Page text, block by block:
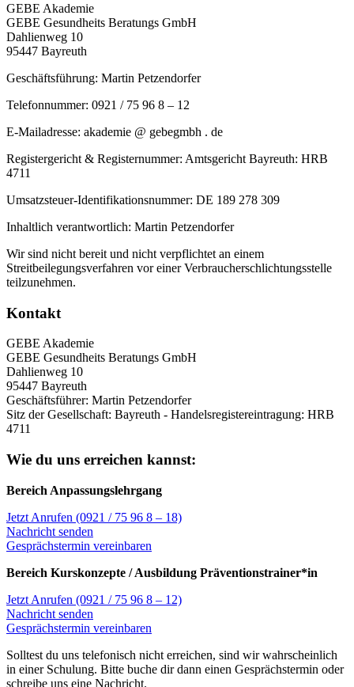
GEBE Akademie
GEBE Gesundheits Beratungs GmbH
Dahlienweg 10
95447 Bayreuth
Geschäftsführung: Martin Petzendorfer
Telefonnummer: 0921 / 75 96 8 – 12
E-Mailadresse: akademie @ gebegmbh . de
Registergericht & Registernummer: Amtsgericht Bayreuth: HRB
4711
Umsatzsteuer-Identifikationsnummer: DE 189 278 309
Inhaltlich verantwortlich: Martin Petzendorfer
Wir sind nicht bereit und nicht verpflichtet an einem
Streitbeilegungsverfahren vor einer Verbraucherschlichtungsstelle
teilzunehmen.
Kontakt
GEBE Akademie
GEBE Gesundheits Beratungs GmbH
Dahlienweg 10
95447 Bayreuth
Geschäftsführer: Martin Petzendorfer
Sitz der Gesellschaft: Bayreuth - Handelsregistereintragung: HRB
4711
Wie du uns erreichen kannst:
Bereich Anpassungslehrgang
Jetzt Anrufen (0921 / 75 96 8 – 18)
Nachricht senden
Gesprächstermin vereinbaren
Bereich Kurskonzepte / Ausbildung Präventionstrainer*in
Jetzt Anrufen (0921 / 75 96 8 – 12)
Nachricht senden
Gesprächstermin vereinbaren
Solltest du uns telefonisch nicht erreichen, sind wir wahrscheinlich
in einer Schulung. Bitte buche dir dann einen Gesprächstermin oder
schreibe uns eine Nachricht.